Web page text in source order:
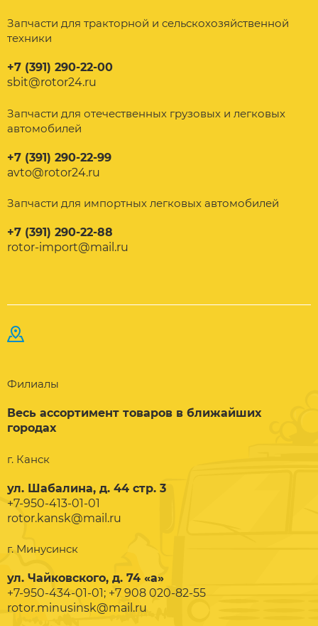
Запчасти для тракторной и сельскохозяйственной
техники
+7 (391) 290-22-00
sbit@rotor24.ru
Запчасти для отечественных грузовых и легковых
автомобилей
+7 (391) 290-22-99
avto@rotor24.ru
Запчасти для импортных легковых автомобилей
+7 (391) 290-22-88
rotor-import@mail.ru
Филиалы
Весь ассортимент товаров в ближайших
городах
г. Канск
ул. Шабалина, д. 44 стр. 3
+7-950-413-01-01
rotor.kansk@mail.ru
г. Минусинск
ул. Чайковского, д. 74 «а»
+7-950-434-01-01; +7 908 020-82-55
rotor.minusinsk@mail.ru